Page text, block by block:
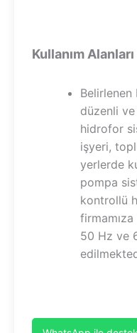
Kullanım Alanları
Belirlenen
düzenli
hidrofor
işyeri,
yerlerde
pompa
kontrollü
firmamıza
50 Hz ve